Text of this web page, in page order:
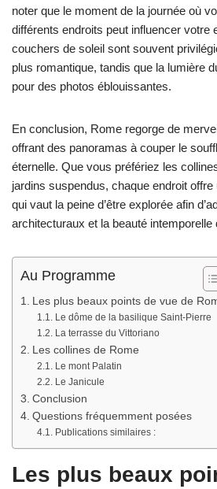
noter que le moment de la journée où
différents endroits peut influencer votre
couchers de soleil sont souvent
plus romantique, tandis que la lumière
pour des photos éblouissantes.
En conclusion, Rome regorge de
offrant des panoramas à couper le
éternelle. Que vous préfériez les
jardins suspendus, chaque endroit
qui vaut la peine d’être explorée afin
architecturaux et la beauté intemporelle
Au Programme
Les plus beaux points de vue de
Le dôme de la basilique Saint-Pierre
La terrasse du Vittoriano
Les collines de Rome
Le mont Palatin
Le Janicule
Conclusion
Questions fréquemment posées
Publications similaires :
Les plus beaux